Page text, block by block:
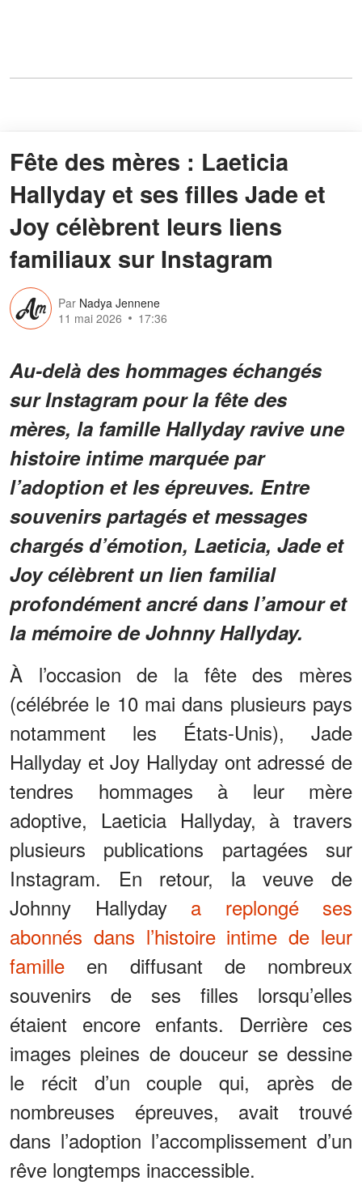
Fête des mères : Laeticia
Hallyday et ses filles Jade et
Joy célèbrent leurs liens
familiaux sur Instagram
Par Nadya Jennene
11 mai 2026
17:36
Au-delà des hommages échangés
sur Instagram pour la fête des
mères, la famille Hallyday ravive une
histoire intime marquée par
l’adoption et les épreuves. Entre
souvenirs partagés et messages
chargés d’émotion, Laeticia, Jade et
Joy célèbrent un lien familial
profondément ancré dans l’amour et
la mémoire de Johnny Hallyday.
À l’occasion de la fête des mères
(célébrée le 10 mai dans plusieurs pays
notamment les États-Unis), Jade
Hallyday et Joy Hallyday ont adressé de
tendres hommages à leur mère
adoptive, Laeticia Hallyday, à travers
plusieurs publications partagées sur
Instagram. En retour, la veuve de
Johnny Hallyday a replongé ses
abonnés dans l’histoire intime de leur
famille en diffusant de nombreux
souvenirs de ses filles lorsqu’elles
étaient encore enfants. Derrière ces
images pleines de douceur se dessine
le récit d’un couple qui, après de
nombreuses épreuves, avait trouvé
dans l’adoption l’accomplissement d’un
rêve longtemps inaccessible.